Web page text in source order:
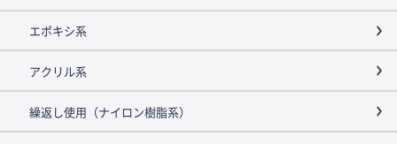
エポキシ系
アクリル系
繰返し使用（ナイロン樹脂系）